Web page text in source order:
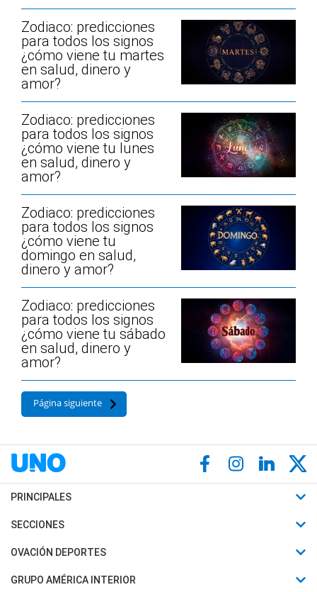
Zodiaco: predicciones
para todos los signos
¿cómo viene tu martes
en salud, dinero y
amor?
Zodiaco: predicciones
para todos los signos
¿cómo viene tu lunes
en salud, dinero y
amor?
Zodiaco: predicciones
para todos los signos
¿cómo viene tu
domingo en salud,
dinero y amor?
Zodiaco: predicciones
para todos los signos
¿cómo viene tu sábado
en salud, dinero y
amor?
Página siguiente
PRINCIPALES
Últimas Noticias
Política
SECCIONES
Horóscopo
Motores
OVACIÓN DEPORTES
Fútbol
GRUPO AMÉRICA INTERIOR